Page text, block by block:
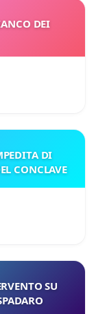
DEI
DI
CONCLAVE
SU